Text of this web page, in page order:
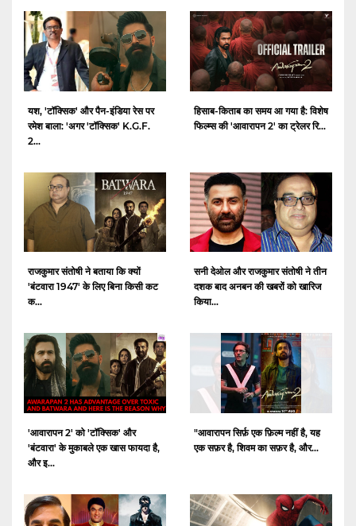
यश, 'टॉक्सिक' और पैन-इंडिया रेस पर
रमेश बाला: 'अगर 'टॉक्सिक' K.G.F.
2...
हिसाब-किताब का समय आ गया है: विशेष
फिल्म्स की 'आवारापन 2' का ट्रेलर रि...
राजकुमार संतोषी ने बताया कि क्यों
'बंटवारा 1947' के लिए बिना किसी कट
क...
सनी देओल और राजकुमार संतोषी ने तीन
दशक बाद अनबन की खबरों को खारिज
किया...
'आवारापन 2' को 'टॉक्सिक' और
'बंटवारा' के मुकाबले एक खास फायदा है,
और इ...
"आवारापन सिर्फ़ एक फ़िल्म नहीं है, यह
एक सफ़र है, शिवम का सफ़र है, और...